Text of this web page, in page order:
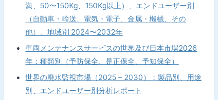
満、50〜150Kg、150Kg以上）、エンドユーザー別
（自動車・輸送、電気・電子、金属・機械、その
他）、地域別 2024〜2032年
車両メンテナンスサービスの世界及び日本市場2026
年：種類別（予防保全、是正保全、予知保全）
世界の廃水監視市場（2025 – 2030）：製品別、用途
別、エンドユーザー別分析レポート